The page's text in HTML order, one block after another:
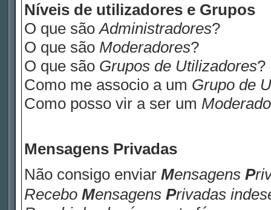
Níveis de utilizadores e Grupos
O que sãoAdministradores?
O que são Moderadores?
O que são Grupos de Utilizadores?
Como me associo a um Grupo de
Como posso vir a ser um
Mensagens Privadas
Não consigo enviar Mensagens P
Recebo Mensagens Privadas